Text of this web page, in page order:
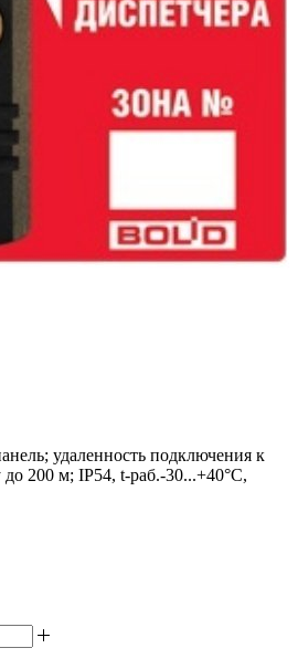
удаленность подключения к
200 м; IP54, t-раб.-30...+40°С,